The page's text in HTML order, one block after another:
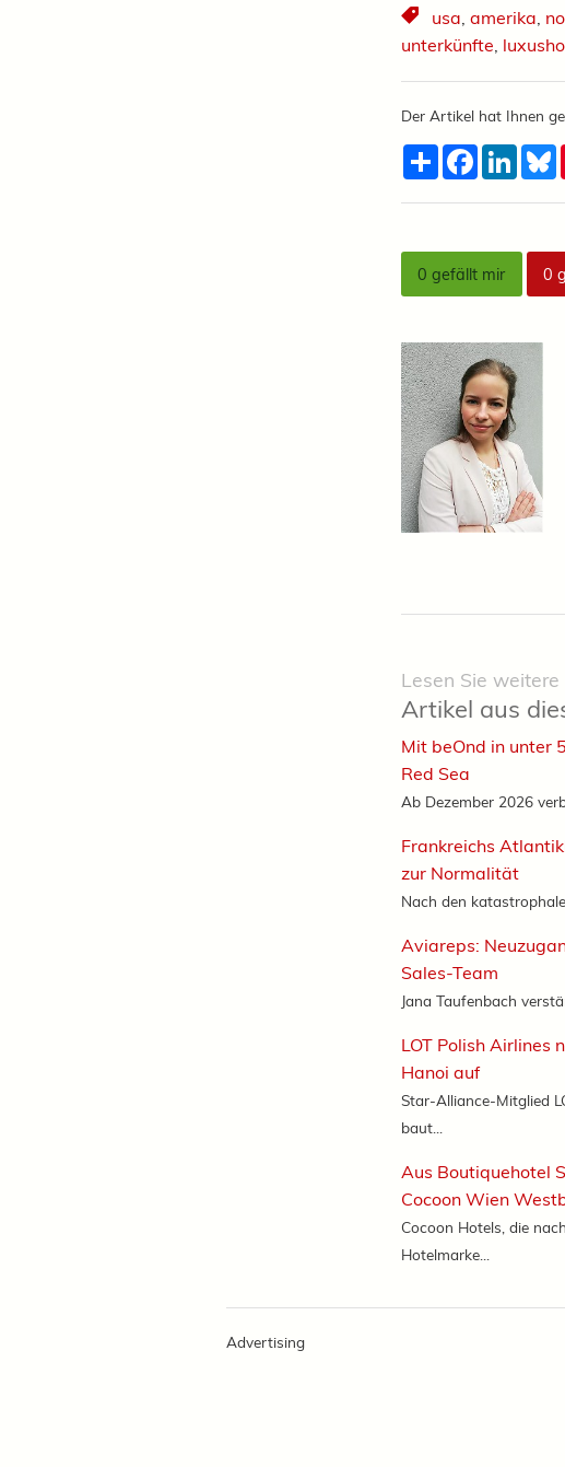
usa, amerika,
unterkünfte,
Der Artikel hat Ihnen
TeilenFacebook
0 gefällt mir 0
Lesen Sie weitere
Artikel aus
Mit beOnd in unter
Red Sea
Ab Dezember 2026
Frankreichs
zur Normalität
Nach den
Aviareps:
Sales-Team
Jana Taufenbach
LOT Polish Airlines
Hanoi auf
Star-Alliance-Mitglied
baut...
Aus Boutiquehotel
Cocoon Wien
Cocoon Hotels, die
Hotelmarke...
Advertising